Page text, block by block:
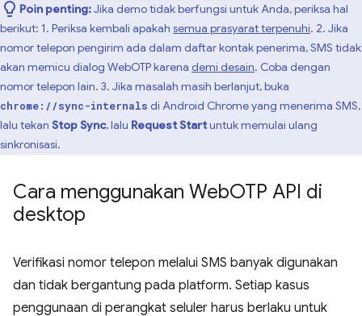
Poin penting:Jika demo tidak berfungsi untuk Anda, periksa hal
berikut: 1. Periksa kembali apakah semua prasyarat terpenuhi. 2. Jika
nomor telepon pengirim ada dalam daftar kontak penerima, SMS tidak
akan memicu dialog WebOTP karena demi desain. Coba dengan
nomor telepon lain. 3. Jika masalah masih berlanjut, buka
chrome://sync-internals di Android Chrome yang menerima SMS,
lalu tekan Stop Sync, lalu Request Startuntuk memulai ulang
sinkronisasi.
Cara menggunakan WebOTP API di
desktop
Verifikasi nomor telepon melalui SMS banyak digunakan
dan tidak bergantung pada platform. Setiap kasus
penggunaan di perangkat seluler harus berlaku untuk